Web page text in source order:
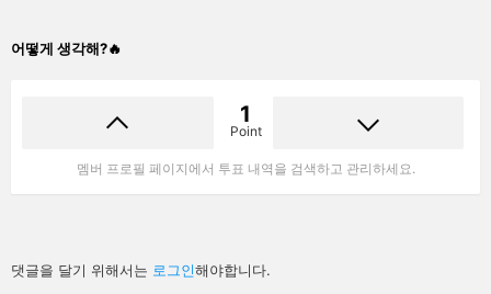
어떻게 생각해?🔥
1
Point
멤버 프로필 페이지에서 투표 내역을 검색하고 관리하세요.
답
글
댓글을 달기 위해서는 로그인해야합니다.